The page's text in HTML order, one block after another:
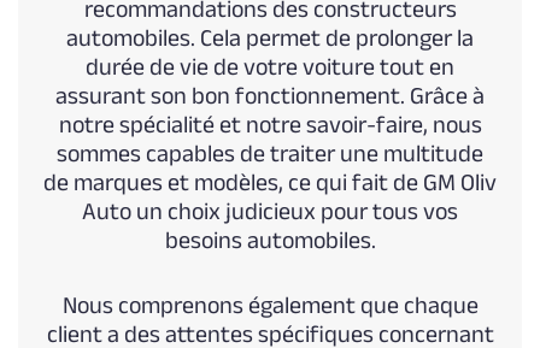
recommandations des constructeurs
automobiles. Cela permet de prolonger la
durée de vie de votre voiture tout en
assurant son bon fonctionnement. Grâce à
notre spécialité et notre savoir-faire, nous
sommes capables de traiter une multitude
de marques et modèles, ce qui fait de GM Oliv
Auto un choix judicieux pour tous vos
besoins automobiles.
Nous comprenons également que chaque
client a des attentes spécifiques concernant